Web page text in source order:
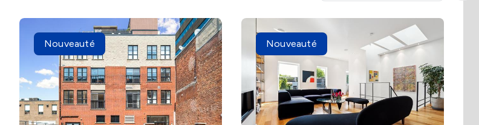
Nouveauté Nouveauté